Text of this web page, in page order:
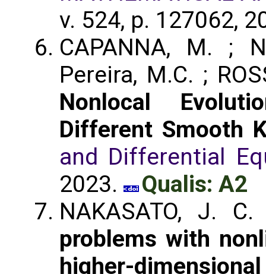
v. 524, p. 127062,
CAPANNA, M. ;
Pereira, M.C. ;
Nonlocal
Different Smooth
and Differential
2023.
Qualis: A2
NAKASATO, J.
problems with
higher-